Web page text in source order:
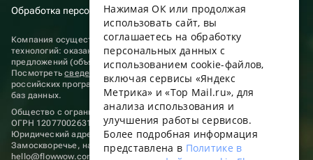
Обработка персональных данных
Компания осуществляет деятельность в области информационных
технологий: оказание услуг в сети “Интернет” по размещению
предложений (объявлений) продавцов о реализации товаров.
Посмотретьсведения о программах
, включенных в реестр
российских программ для электронных вычислительных машин и
баз данных.
Общество с ограниченной ответственностью «ФЛАУВАУ»
ОГРН 1207700263198, ИНН 9702020445
Юридический адрес: г. Москва, вн.тер. г. Муниципальный округ
Замоскворечье, наб. Садовническая, д. 9, помещ. 2/3.
hello@flowwow.com
8 800 555-16-15
ENGLISH
UKRAINIAN
PORTUGUESE
FRENCH
Нажимая ОК или продолжая
использовать сайт, вы
соглашаетесь на обработку
персональных данных с
использованием cookie-файлов,
включая сервисы «Яндекс
Метрика» и «Top Mail.ru», для
анализа использования и
улучшения работы сервисов.
Более подробная информация
представлена в Политике в